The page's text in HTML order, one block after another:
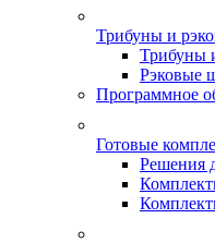
Трибуны и
Трибуны
Рэковые
Программное
Готовые
Решения